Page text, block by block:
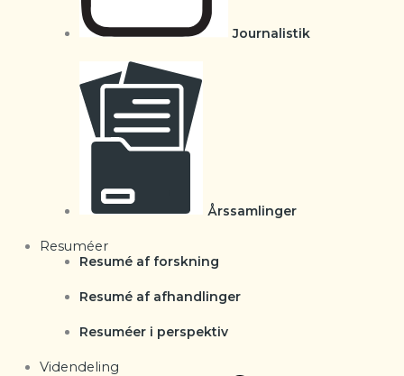
Journalistik
Årssamlinger
Resuméer
Resumé af forskning
Resumé af afhandlinger
Resuméer i perspektiv
Videndeling